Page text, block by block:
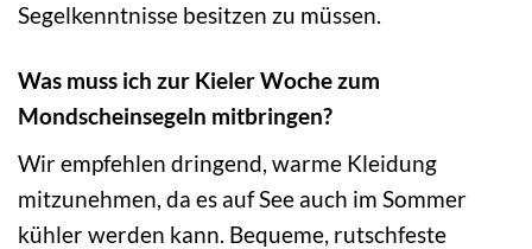
Segelkenntnisse besitzen zu müssen.
Was muss ich zur Kieler Woche zum
Mondscheinsegeln mitbringen?
Wir empfehlen dringend, warme Kleidung
mitzunehmen, da es auf See auch im Sommer
kühler werden kann. Bequeme, rutschfeste